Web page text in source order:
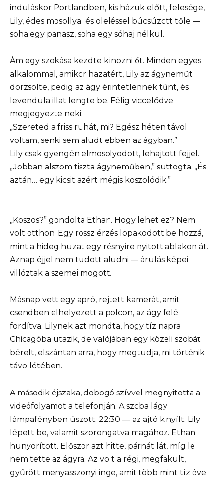
induláskor Portlandben, kis házuk előtt, felesége,
Lily, édes mosollyal és öleléssel búcsúzott tőle —
soha egy panasz, soha egy sóhaj nélkül.
Ám egy szokása kezdte kínozni őt. Minden egyes
alkalommal, amikor hazatért, Lily az ágyneműt
dörzsölte, pedig az ágy érintetlennek tűnt, és
levendula illat lengte be. Félig viccelődve
megjegyezte neki:
„Szereted a friss ruhát, mi? Egész héten távol
voltam, senki sem aludt ebben az ágyban.”
Lily csak gyengén elmosolyodott, lehajtott fejjel.
„Jobban alszom tiszta ágyneműben,” suttogta. „És
aztán… egy kicsit azért mégis koszolódik.”
„Koszos?” gondolta Ethan. Hogy lehet ez? Nem
volt otthon. Egy rossz érzés lopakodott be hozzá,
mint a hideg huzat egy résnyire nyitott ablakon át.
Aznap éjjel nem tudott aludni — árulás képei
villóztak a szemei mögött.
Másnap vett egy apró, rejtett kamerát, amit
csendben elhelyezett a polcon, az ágy felé
fordítva. Lilynek azt mondta, hogy tíz napra
Chicagóba utazik, de valójában egy közeli szobát
bérelt, elszántan arra, hogy megtudja, mi történik
távollétében.
A második éjszaka, dobogó szívvel megnyitotta a
videófolyamot a telefonján. A szoba lágy
lámpafényben úszott. 22:30 — az ajtó kinyílt. Lily
lépett be, valamit szorongatva magához. Ethan
hunyorított. Először azt hitte, párnát lát, míg le
nem tette az ágyra. Az volt a régi, megfakult,
gyűrött menyasszonyi inge, amit több mint tíz éve